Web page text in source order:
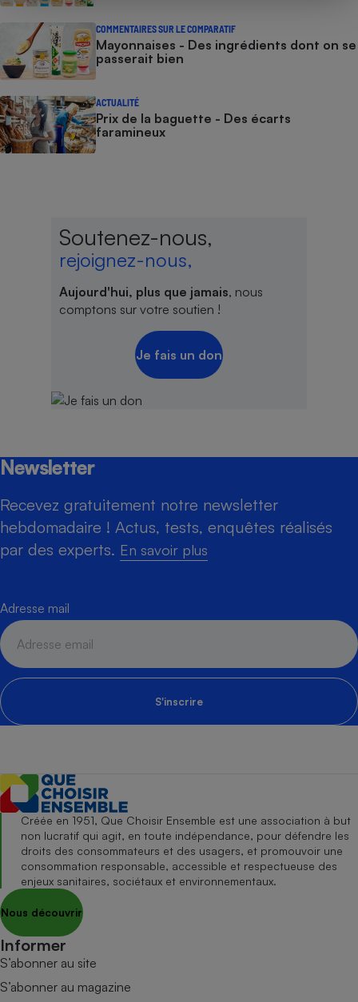
COMMENTAIRES SUR LE COMPARATIF
Mayonnaises - Des ingrédients dont on se
passerait bien
ACTUALITÉ
Prix de la baguette - Des écarts
faramineux
Soutenez-nous,
rejoignez-nous,
Aujourd'hui, plus que jamais, nous
comptons sur votre soutien !
Je fais un don
Newsletter
Recevez gratuitement notre newsletter
hebdomadaire ! Actus, tests, enquêtes réalisés
par des experts. En savoir plus
Adresse mail
S'inscrire
Créée en 1951, Que Choisir Ensemble est une association à but
non lucratif qui agit, en toute indépendance, pour défendre les
droits des consommateurs et des usagers, et promouvoir une
consommation responsable, accessible et respectueuse des
enjeux sanitaires, sociétaux et environnementaux.
Nous découvrir
Informer
S’abonner au site
S’abonner au magazine